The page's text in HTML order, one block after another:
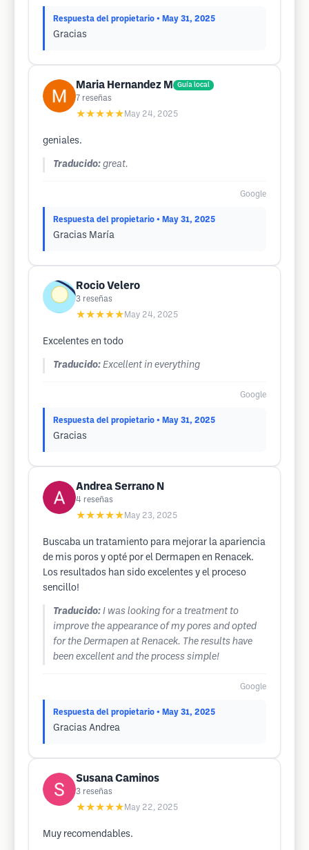
Respuesta del propietario • May 31, 2025
Gracias
Maria Hernandez M Guía local
7 reseñas
★★★★★ May 24, 2025
geniales.
Traducido: great.
Google
Respuesta del propietario • May 31, 2025
Gracias María
Rocio Velero
3 reseñas
★★★★★ May 24, 2025
Excelentes en todo
Traducido: Excellent in everything
Google
Respuesta del propietario • May 31, 2025
Gracias
Andrea Serrano N
4 reseñas
★★★★★ May 23, 2025
Buscaba un tratamiento para mejorar la apariencia
de mis poros y opté por el Dermapen en Renacek.
Los resultados han sido excelentes y el proceso
sencillo!
Traducido: I was looking for a treatment to
improve the appearance of my pores and opted
for the Dermapen at Renacek. The results have
been excellent and the process simple!
Google
Respuesta del propietario • May 31, 2025
Gracias Andrea
Susana Caminos
3 reseñas
★★★★★ May 22, 2025
Muy recomendables.